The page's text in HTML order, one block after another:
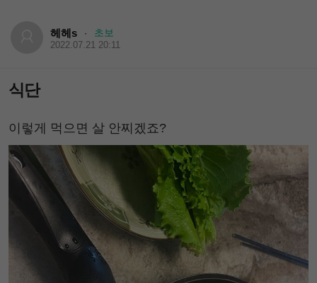
헤헤s · 초보
2022.07.21 20:11
식단
이렇게 먹으면 살 안찌겠죠?